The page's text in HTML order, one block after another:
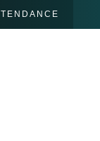
TENDANCE